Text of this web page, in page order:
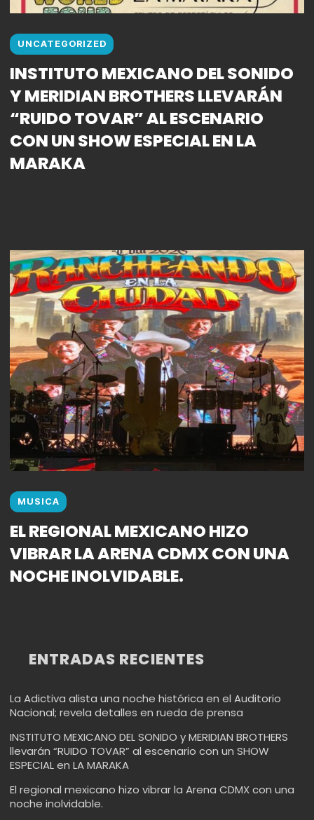
UNCATEGORIZED
INSTITUTO MEXICANO DEL SONIDO
Y MERIDIAN BROTHERS LLEVARÁN
“RUIDO TOVAR” AL ESCENARIO
CON UN SHOW ESPECIAL EN LA
MARAKA
MUSICA
EL REGIONAL MEXICANO HIZO
VIBRAR LA ARENA CDMX CON UNA
NOCHE INOLVIDABLE.
ENTRADAS RECIENTES
La Adictiva alista una noche histórica en el Auditorio
Nacional; revela detalles en rueda de prensa
INSTITUTO MEXICANO DEL SONIDO y MERIDIAN BROTHERS
llevarán “RUIDO TOVAR” al escenario con un SHOW
ESPECIAL en LA MARAKA
El regional mexicano hizo vibrar la Arena CDMX con una
noche inolvidable.